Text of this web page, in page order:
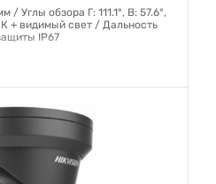
Углы обзора Г: 111.1°, В: 57.6°,
+ видимый свет / Дальность
IP67